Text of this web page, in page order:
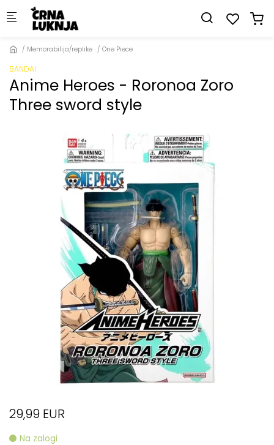
Skip to main content
Memorabilija/replike One Piece
BANDAI
Anime Heroes - Roronoa Zoro
Three sword style
29,99 EUR
Na zalogi